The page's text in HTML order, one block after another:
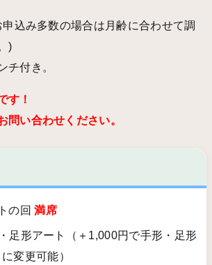
込み多数の場合は月齢に合わせて調
)
チ付き。
す！
問い合わせください。
の回満席
足形アート（＋1,000円で手形・足形
変更可能）